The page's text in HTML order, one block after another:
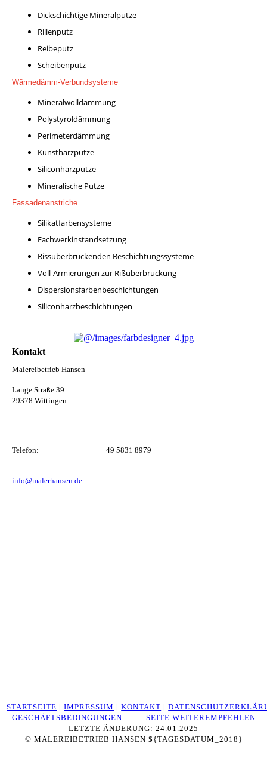
Dickschichtige Mineralputze
Rillenputz
Reibeputz
Scheibenputz
Wärmedämm-Verbundsysteme
Mineralwolldämmung
Polystyroldämmung
Perimeterdämmung
Kunstharzputze
Siliconharzputze
Mineralische Putze
Fassadenanstriche
Silikatfarbensysteme
Fachwerkinstandsetzung
Rissüberbrückenden Beschichtungssysteme
Voll-Armierungen zur Rißüberbrückung
Dispersionsfarbenbeschichtungen
Siliconharzbeschichtungen
Kontakt
Malereibetrieb Hansen
Lange Straße 39
29378 Wittingen
Telefon:
:
+49 5831 8979
info@malerhansen.de
STARTSEITE |IMPRESSUM |KONTAKT |
GESCHÄFTSBEDINGUNGEN SEITE WEITEREMPFEHLEN
LETZTE ÄNDERUNG: 24.01.2025
© MALEREIBETRIEB HANSEN ${TAGESDATUM_2018}